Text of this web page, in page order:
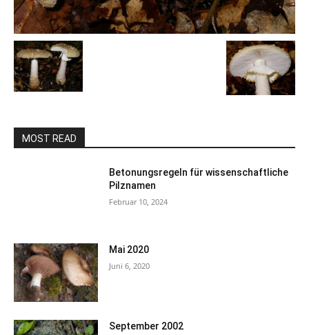
MOST READ
Betonungsregeln für wissenschaftliche
Pilznamen
Februar 10, 2024
Mai 2020
Juni 6, 2020
September 2002